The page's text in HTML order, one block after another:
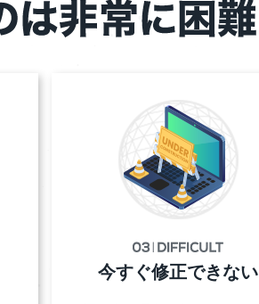
今すぐ修正できない